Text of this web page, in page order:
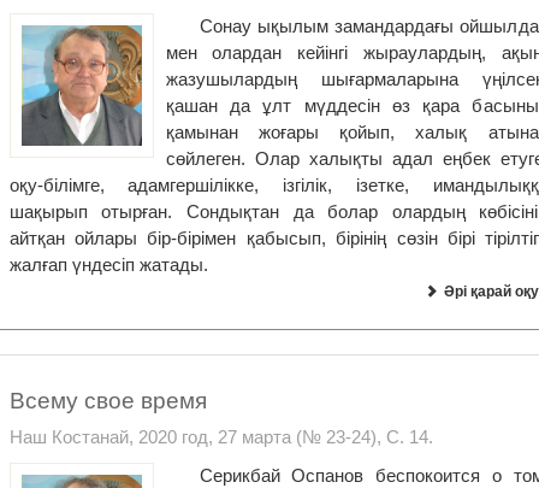
Сонау ықылым замандардағы
мен олардан кейінгі жыраулардың,
жазушылардың шығармаларына
қашан да ұлт мүддесін өз қара
қамынан жоғары қойып, халық
сөйлеген. Олар халықты адал еңбек
оқу-білімге, адамгершілікке, ізгілік, ізетке,
шақырып отырған. Сондықтан да болар олардың
айтқан ойлары бір-бірімен қабысып, бірінің сөзін бірі
жалғап үндесіп жатады.
Әрі қарай оқу
Всему свое время
Наш Костанай, 2020 год, 27 марта (№ 23-24), С. 14.
Серикбай Оспанов беспокоится о